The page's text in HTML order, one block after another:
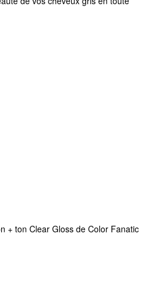
+ ton Clear Gloss de Color Fanatic